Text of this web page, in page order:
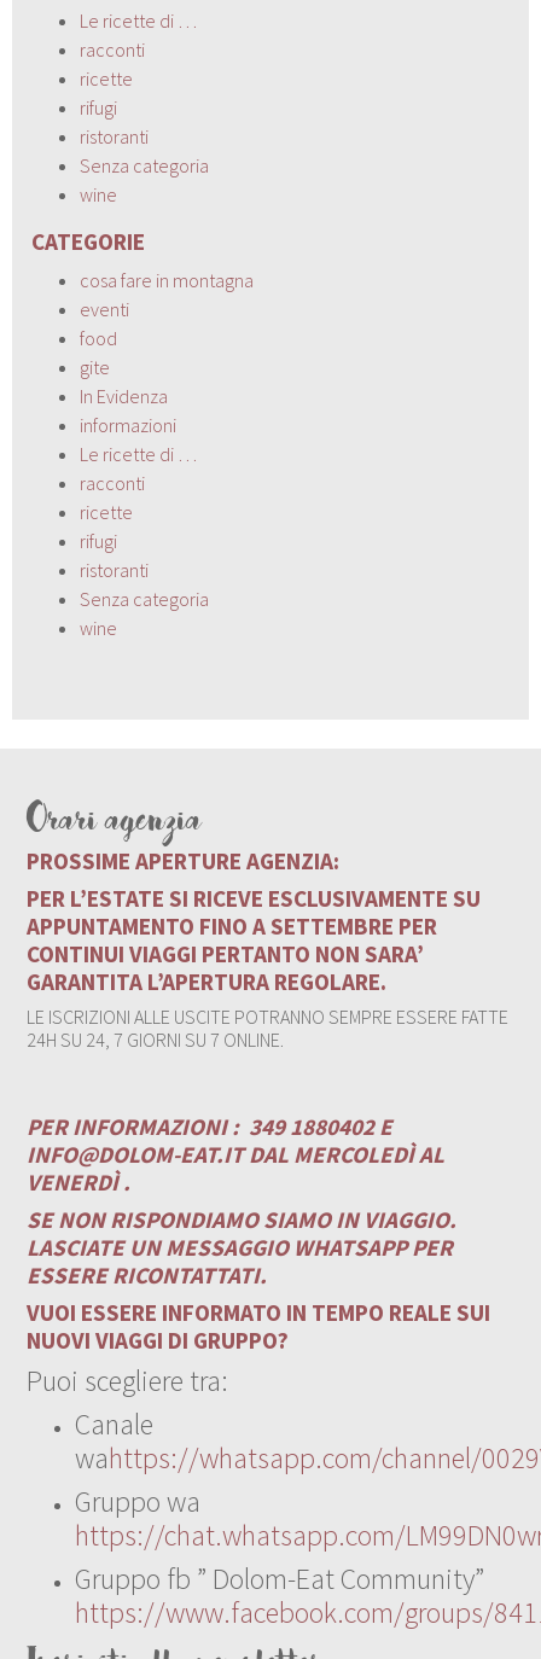
Le ricette di …
racconti
ricette
rifugi
ristoranti
Senza categoria
wine
CATEGORIE
cosa fare in montagna
eventi
food
gite
In Evidenza
informazioni
Le ricette di …
racconti
ricette
rifugi
ristoranti
Senza categoria
wine
Orari agenzia
PROSSIME APERTURE AGENZIA:
PER L’ESTATE SI RICEVE ESCLUSIVAMENTE SU
APPUNTAMENTO FINO A SETTEMBRE PER
CONTINUI VIAGGI PERTANTO NON SARA’
GARANTITA L’APERTURA REGOLARE.
LE ISCRIZIONI ALLE USCITE POTRANNO SEMPRE ESSERE FATTE
24H SU 24, 7 GIORNI SU 7 ONLINE.
PER INFORMAZIONI : 349 1880402 E
INFO@DOLOM-EAT.ITDAL MERCOLEDÌ AL
VENERDÌ .
SE NON RISPONDIAMO SIAMO IN VIAGGIO.
LASCIATE UN MESSAGGIO WHATSAPP PER
ESSERE RICONTATTATI.
VUOI ESSERE INFORMATO IN TEMPO REALE SUI
NUOVI VIAGGI DI GRUPPO?
Puoi scegliere tra:
Canale
wahttps://whatsapp.com/channel/
Gruppo wa
https://chat.whatsapp.com/
Gruppo fb ” Dolom-Eat Community”
https://www.facebook.com/groups/